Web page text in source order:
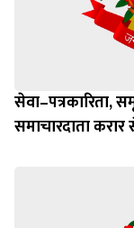
सेवा–पत्रकारिता,
समाचारदाता करार